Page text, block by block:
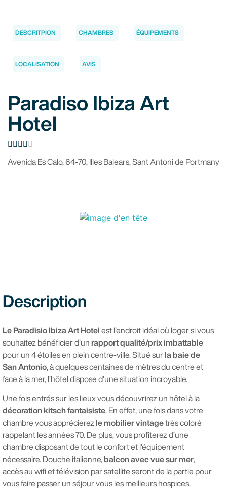
DESCRITPION CHAMBRES ÉQUIPEMENTS
LOCALISATION AVIS
Paradiso Ibiza Art
Hotel
    
Avenida Es Calo, 64-70, Illes Balears, Sant Antoni de Portmany
Description
Le Paradisio Ibiza Art Hotel est l’endroit idéal où loger si vous
souhaitez bénéficier d’un rapport qualité/prix imbattable
pour un 4 étoiles en plein centre-ville. Situé sur la baie de
San Antonio , à quelques centaines de mètres du centre et
face à la mer, l’hôtel dispose d’une situation incroyable.
Une fois entrés sur les lieux vous découvrirez un hôtel à la
décoration kitsch fantaisiste . En effet, une fois dans votre
chambre vous apprécierez le mobilier vintagetrès coloré
rappelant les années 70. De plus, vous profiterez d’une
chambre disposant de tout le confort et l’équipement
nécessaire. Douche italienne, balcon avec vue sur mer
accès au wifi et télévision par satellite seront de la partie pour
vous faire passer un séjour vous les meilleurs hospices.